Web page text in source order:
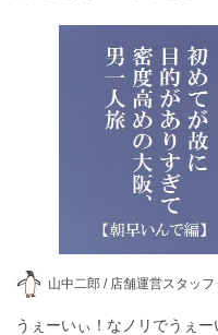
山中二郎 / 店舗運営スタッフ
うぇーいぃ！なノリでうぇ